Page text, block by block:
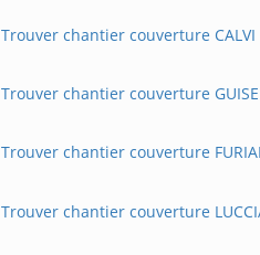
Trouver chantier couverture CALVI
Trouver chantier couverture GUISE
Trouver chantier couverture
Trouver chantier couverture